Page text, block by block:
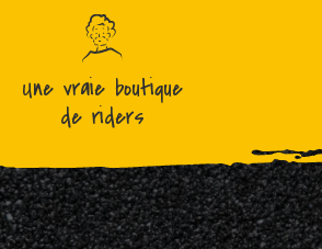
Une vraie boutique
de riders